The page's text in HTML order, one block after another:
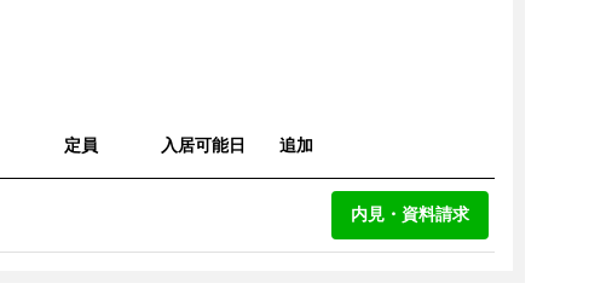
定員 入居可能日 追加
内見・資料請求